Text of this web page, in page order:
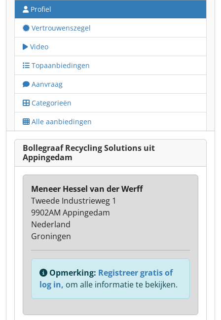
Profiel
Vertrouwenszegel
Video
Topaanbiedingen
Aanvraag
Categorieën
Alle aanbiedingen
Bollegraaf Recycling Solutions uit
Appingedam
Meneer Hessel van der Werff
Tweede Industrieweg 1
9902AM Appingedam
Nederland
Groningen
Opmerking: Registreer gratis of
log in, om alle informatie te bekijken.